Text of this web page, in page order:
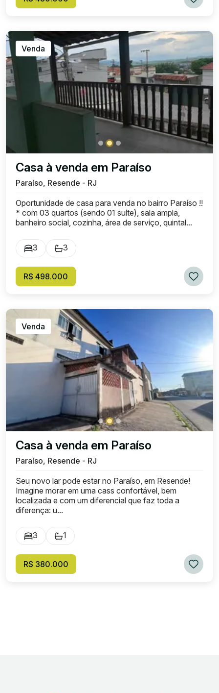
Venda
Casa à venda em Paraíso
Paraíso, Resende - RJ
Oportunidade de casa para venda no bairro Paraíso !!
* com 03 quartos (sendo 01 suíte), sala ampla,
banheiro social, cozinha, área de serviço, quintal...
3 3
R$ 498.000
Venda
Casa à venda em Paraíso
Paraíso, Resende - RJ
Seu novo lar pode estar no Paraíso, em Resende!
Imagine morar em uma cass confortável, bem
localizada e com um diferencial que faz toda a
diferença: u...
3 1
R$ 380.000